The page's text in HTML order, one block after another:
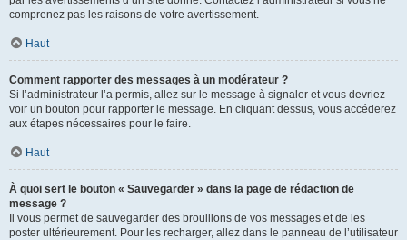
comprenez pas les raisons de votre avertissement.
Haut
Comment rapporter des messages à un modérateur ?
Si l’administrateur l’a permis, allez sur le message à signaler et vous devriez
voir un bouton pour rapporter le message. En cliquant dessus, vous accéderez
aux étapes nécessaires pour le faire.
Haut
À quoi sert le bouton « Sauvegarder » dans la page de rédaction de
message ?
Il vous permet de sauvegarder des brouillons de vos messages et de les
poster ultérieurement. Pour les recharger, allez dans le panneau de l’utilisateur